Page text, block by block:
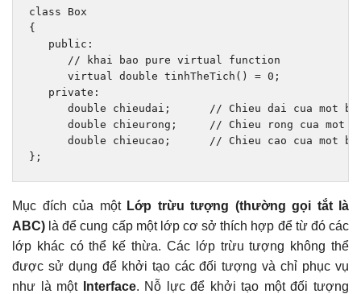
class
Box
{
public :
// khai bao pure virtual function
virtual
double tinhTheTich () = 0 ;
private :
double chieudai ;
// Chieu dai cua mot
double chieurong ;
// Chieu rong cua mot
double chieucao ;
// Chieu cao cua mot
};
Mục đích của mộtLớp trừu tượng (thường gọi tắt là
ABC) là để cung cấp một lớp cơ sở thích hợp để từ đó các
lớp khác có thể kế thừa. Các lớp trừu tượng không thể
được sử dụng để khởi tạo các đối tượng và chỉ phục vụ
như là mộtInterface. Nỗ lực để khởi tạo một đối tượng